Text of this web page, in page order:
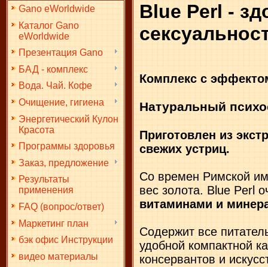
Gano eWorldwide
Каталог Gano
eWorldwide
Презентация Gano
БАД - комплекс
Вода. Чай. Кофе
Очищение, гигиена
Энергетический Кулон
Красота
Программы здоровья
Заказ, предложение
Результаты
применения
FAQ (вопрос/ответ)
Маркетинг план
бэк офис Инструкции
видео материалы
Blue Perl -
Комплекс с
Натуральный
Приготовлен из
свежих устриц.
Со времен Римской
вес золота. Blue Perl
витаминами и
Содержит все
удобной компактной
консервантов и